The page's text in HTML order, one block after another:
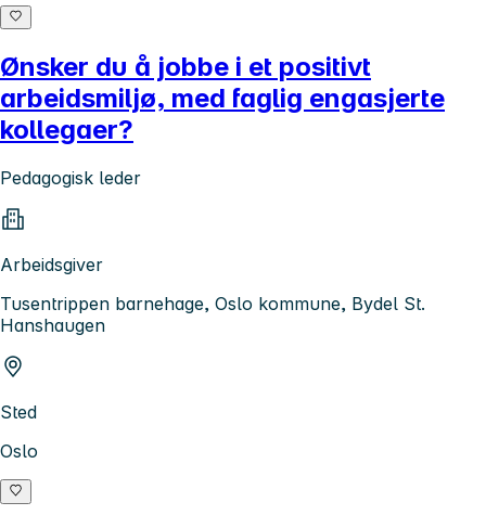
Ønsker du å jobbe i et positivt
arbeidsmiljø, med faglig engasjerte
kollegaer?
Pedagogisk leder
Arbeidsgiver
Tusentrippen barnehage, Oslo kommune, Bydel St.
Hanshaugen
Sted
Oslo